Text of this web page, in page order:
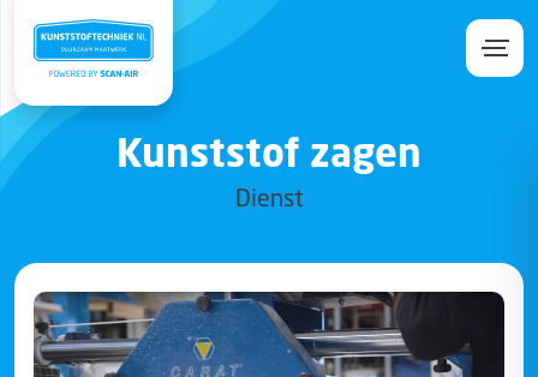
Kunststof zagen
Dienst